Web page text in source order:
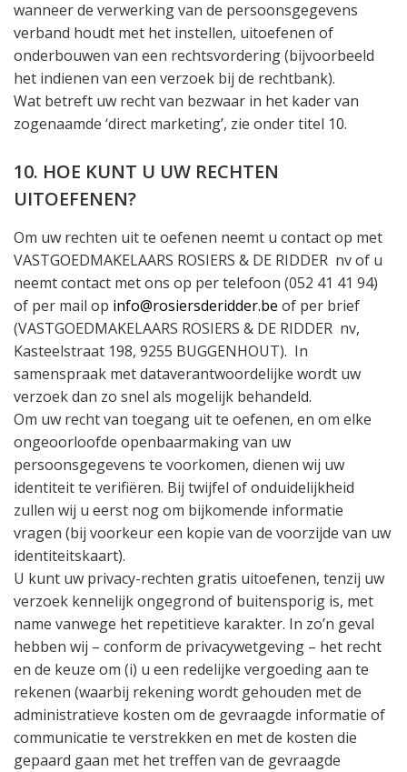
wanneer de verwerking van de persoonsgegevens
verband houdt met het instellen, uitoefenen of
onderbouwen van een rechtsvordering (bijvoorbeeld
het indienen van een verzoek bij de rechtbank).
Wat betreft uw recht van bezwaar in het kader van
zogenaamde ‘direct marketing’, zie onder titel 10.
10. HOE KUNT U UW RECHTEN
UITOEFENEN?
Om uw rechten uit te oefenen neemt u contact op met
VASTGOEDMAKELAARS ROSIERS & DE RIDDER nv of u
neemt contact met ons op per telefoon (052 41 41 94)
of per mail op info@rosiersderidder.be of per brief
(VASTGOEDMAKELAARS ROSIERS & DE RIDDER nv,
Kasteelstraat 198, 9255 BUGGENHOUT). In
samenspraak met dataverantwoordelijke wordt uw
verzoek dan zo snel als mogelijk behandeld.
Om uw recht van toegang uit te oefenen, en om elke
ongeoorloofde openbaarmaking van uw
persoonsgegevens te voorkomen, dienen wij uw
identiteit te verifiëren. Bij twijfel of onduidelijkheid
zullen wij u eerst nog om bijkomende informatie
vragen (bij voorkeur een kopie van de voorzijde van uw
identiteitskaart).
U kunt uw privacy-rechten gratis uitoefenen, tenzij uw
verzoek kennelijk ongegrond of buitensporig is, met
name vanwege het repetitieve karakter. In zo’n geval
hebben wij – conform de privacywetgeving – het recht
en de keuze om (i) u een redelijke vergoeding aan te
rekenen (waarbij rekening wordt gehouden met de
administratieve kosten om de gevraagde informatie of
communicatie te verstrekken en met de kosten die
gepaard gaan met het treffen van de gevraagde